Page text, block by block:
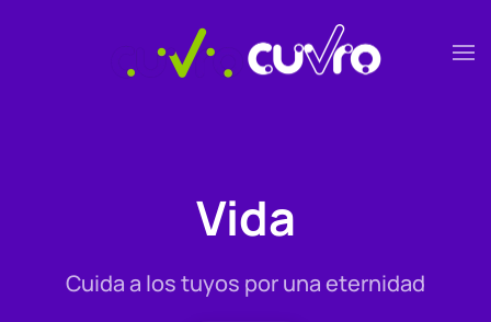
Skip to main content
Vida
Cuida a los tuyos por una eternidad